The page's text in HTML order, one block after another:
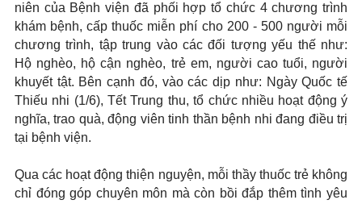
niên của Bệnh viện đã phối hợp tổ chức 4 chương trình
khám bệnh, cấp thuốc miễn phí cho 200 - 500 người mỗi
chương trình, tập trung vào các đối tượng yếu thế như:
Hộ nghèo, hộ cận nghèo, trẻ em, người cao tuổi, người
khuyết tật. Bên cạnh đó, vào các dịp như: Ngày Quốc tế
Thiếu nhi (1/6), Tết Trung thu, tổ chức nhiều hoạt động ý
nghĩa, trao quà, động viên tinh thần bệnh nhi đang điều trị
tại bệnh viện.
Qua các hoạt động thiện nguyện, mỗi thầy thuốc trẻ không
chỉ đóng góp chuyên môn mà còn bồi đắp thêm tình yêu